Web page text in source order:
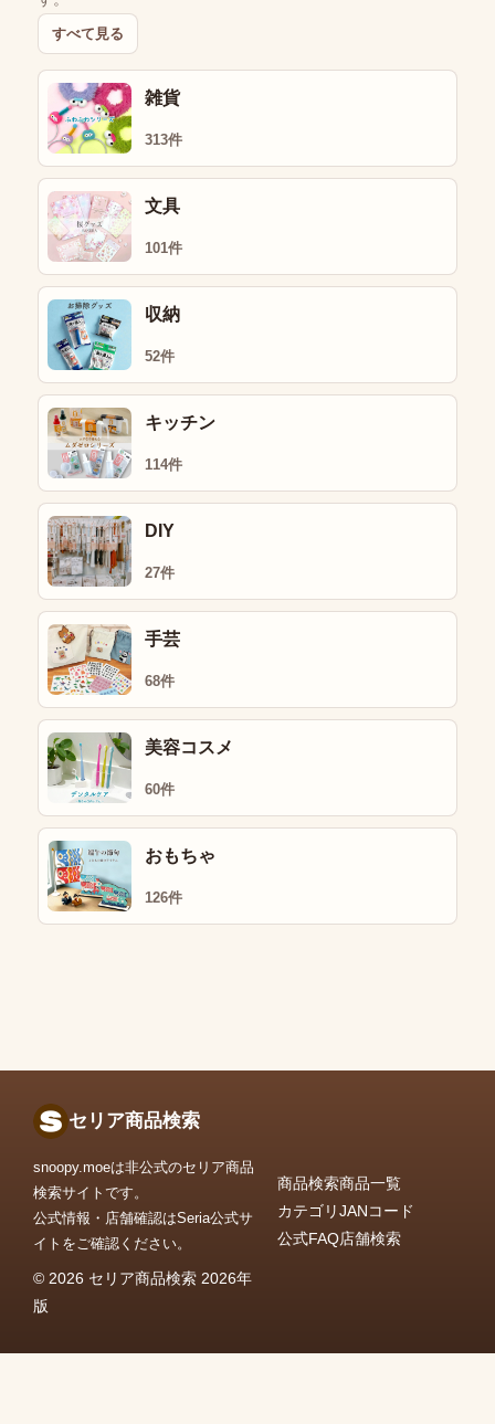
すべて見る
雑貨
313件
文具
101件
収納
52件
キッチン
114件
DIY
27件
手芸
68件
美容コスメ
60件
おもちゃ
126件
セリア商品検索
snoopy.moeは非公式のセリア商品
検索サイトです。
公式情報・店舗確認はSeria公式サ
イトをご確認ください。
© 2026 セリア商品検索 2026年
版
商品検索商品一覧
カテゴリJANコード
公式FAQ店舗検索